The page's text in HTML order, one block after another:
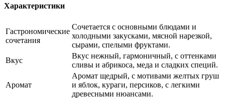
Характеристики
Гастрономические
сочетания
Сочетается с основными блюдами и
холодными закусками, мясной нарезкой,
сырами, спелыми фруктами.
Вкус
Вкус нежный, гармоничный, с оттенками
сливы и абрикоса, меда и сладких специй.
Аромат
Аромат щедрый, с мотивами желтых груш
и яблок, кураги, персиков, с легкими
древесными нюансами.